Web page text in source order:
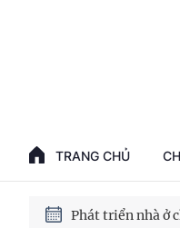
TRANG CHỦ
Phát triển kinh
Phát triển nhà ở